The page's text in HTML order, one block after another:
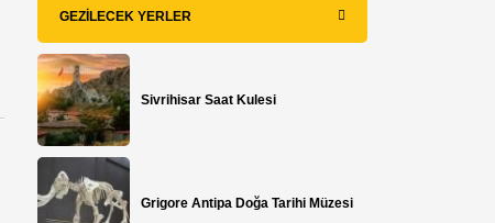
GEZILECEK YERLER
Sivrihisar Saat Kulesi
Grigore Antipa Doğa Tarihi Müzesi